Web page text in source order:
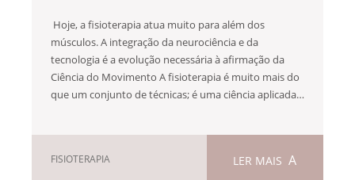
Hoje, a fisioterapia atua muito para além dos
músculos. A integração da neurociência e da
tecnologia é a evolução necessária à afirmação da
Ciência do Movimento A fisioterapia é muito mais do
que um conjunto de técnicas; é uma ciência aplicada…
FISIOTERAPIA LER MAIS